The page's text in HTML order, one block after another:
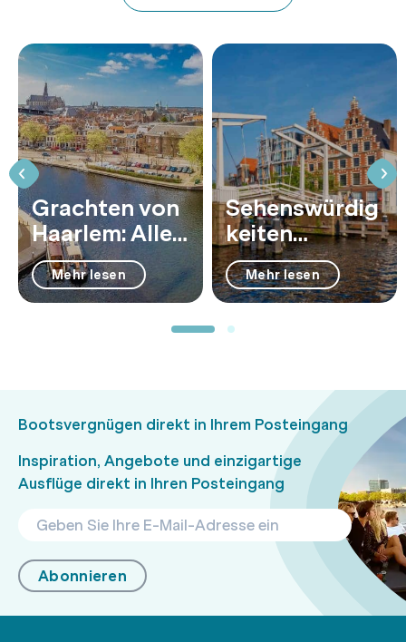
Grachten von
Haarlem: Alles
über die
Wasserstraße
n
Mehr lesen
Sehenswürdig
keiten
Haarlem: Die
21 schönsten
Orte
Mehr lesen
Bootsvergnügen direkt in Ihrem Posteingang
Inspiration, Angebote und einzigartige
Ausflüge direkt in Ihren Posteingang
Abonnieren